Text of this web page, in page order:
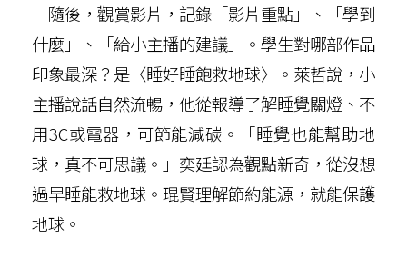
隨後，觀賞影片，記錄「影片重點」、「學到
什麼」、「給小主播的建議」。學生對哪部作品
印象最深？是〈睡好睡飽救地球〉。萊哲說，小
主播說話自然流暢，他從報導了解睡覺關燈、不
用3C或電器，可節能減碳。「睡覺也能幫助地
球，真不可思議。」奕廷認為觀點新奇，從沒想
過早睡能救地球。琨賢理解節約能源，就能保護
地球。